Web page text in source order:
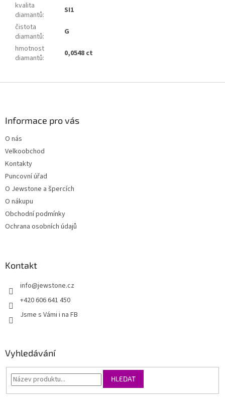
kvalita
diamantů:
SI1
čistota
diamantů:
G
hmotnost
diamantů: 0,0548 ct
Informace pro vás
O nás
Velkoobchod
Kontakty
Puncovní úřad
O Jewstone a špercích
O nákupu
Obchodní podmínky
Ochrana osobních údajů
Kontakt
info@jewstone.cz
+420 606 641 450
Jsme s Vámi i na FB
Vyhledávání
HLEDAT